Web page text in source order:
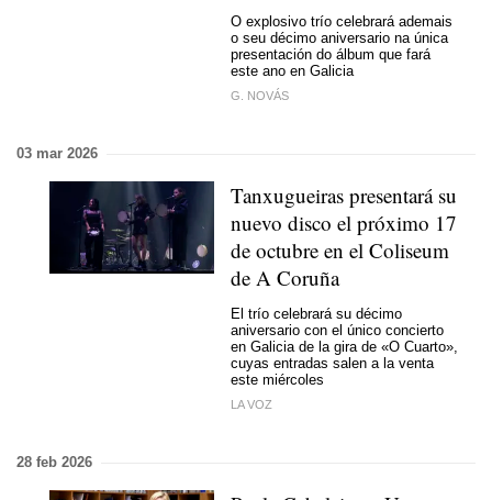
O explosivo trío celebrará ademais
o seu décimo aniversario na única
presentación do álbum que fará
este ano en Galicia
G. NOVÁS
03 mar 2026
Tanxugueiras presentará su
nuevo disco el próximo 17
de octubre en el Coliseum
de A Coruña
El trío celebrará su décimo
aniversario con el único concierto
en Galicia de la gira de «O Cuarto»,
cuyas entradas salen a la venta
este miércoles
LA VOZ
28 feb 2026